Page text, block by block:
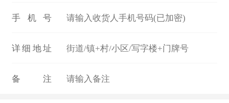
手机号
详细地址
备注